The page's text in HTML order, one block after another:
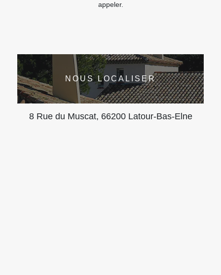
appeler.
NOUS LOCALISER
8 Rue du Muscat, 66200 Latour-Bas-Elne